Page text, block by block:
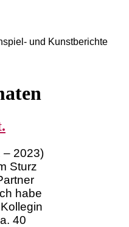
und Kunstberichte
– 2023)
Sturz
habe
40